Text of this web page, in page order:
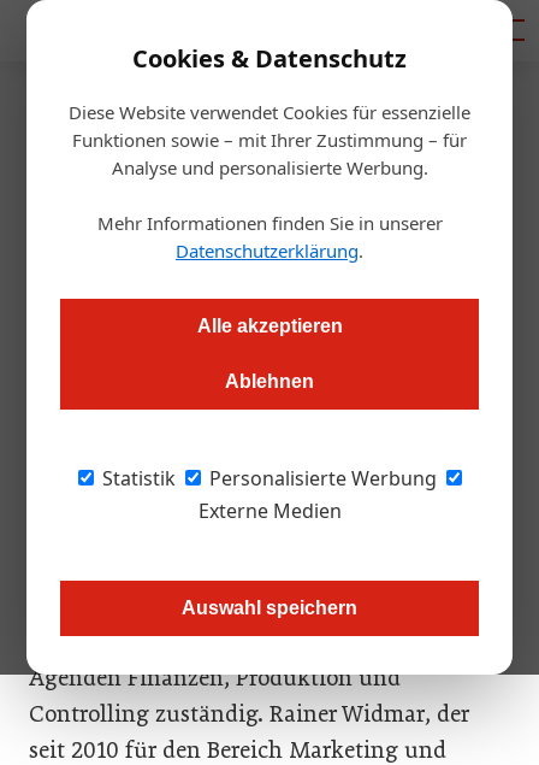
Cookies & Datenschutz
Diese Website verwendet Cookies für essenzielle
Funktionen sowie – mit Ihrer Zustimmung – für
Analyse und personalisierte Werbung.
Mehr Informationen finden Sie in unserer
Datenschutzerklärung.
Alle akzeptieren
Ablehnen
Statistik
Personalisierte Werbung
Externe Medien
Auswahl speichern
Startseite/Handel & Hersteller
Gasteiner: Harald Doppler wird
Alleingeschäftsführer
Bad Gastein. Neuordnung an der Spitze von Gasteiner
Mineralwasser: Harald Doppler übernahm mit Mai 2013 die
die Agenden von Rainer Widmar, der aus privaten Gründen mit
Ende Juni 2013 das Unternehmen verlässt.
kaufmännische Geschäftsführung von
Wolfgang Dobretzberger und ist für die
Agenden Finanzen, Produktion und
Controlling zuständig. Rainer Widmar, der
seit 2010 für den Bereich Marketing und